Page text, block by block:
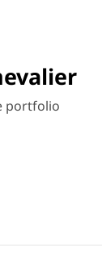
portfolio